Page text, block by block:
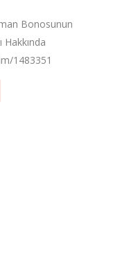
Bonosunun
Hakkında
1483351